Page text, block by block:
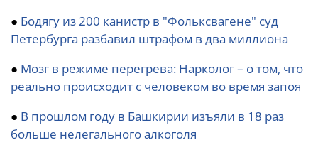
● Бодягу из 200 канистр в "Фольксвагене" суд
Петербурга разбавил штрафом в два миллиона
● Мозг в режиме перегрева: Нарколог – о том, что
реально происходит с человеком во время запоя
● В прошлом году в Башкирии изъяли в 18 раз
больше нелегального алкоголя